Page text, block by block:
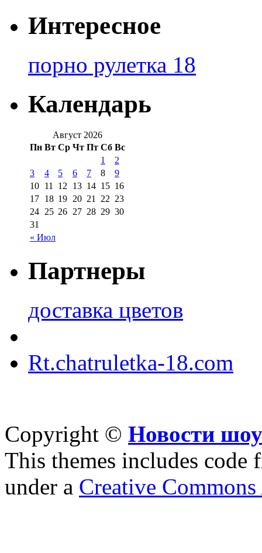
Интересное
порно рулетка 18
Календарь
Август 2026
Пн Вт Ср Чт Пт Сб Вс
« Июл
1
2
3
4 5 6 7 8
9
10 11 12 13 14 15 16
17 18 19 20 21 22 23
24 25 26 27 28 29 30
31
Партнеры
доставка цветов
Rt.chatruletka-18.com
Copyright © Новости
This themes includes code
under a Creative